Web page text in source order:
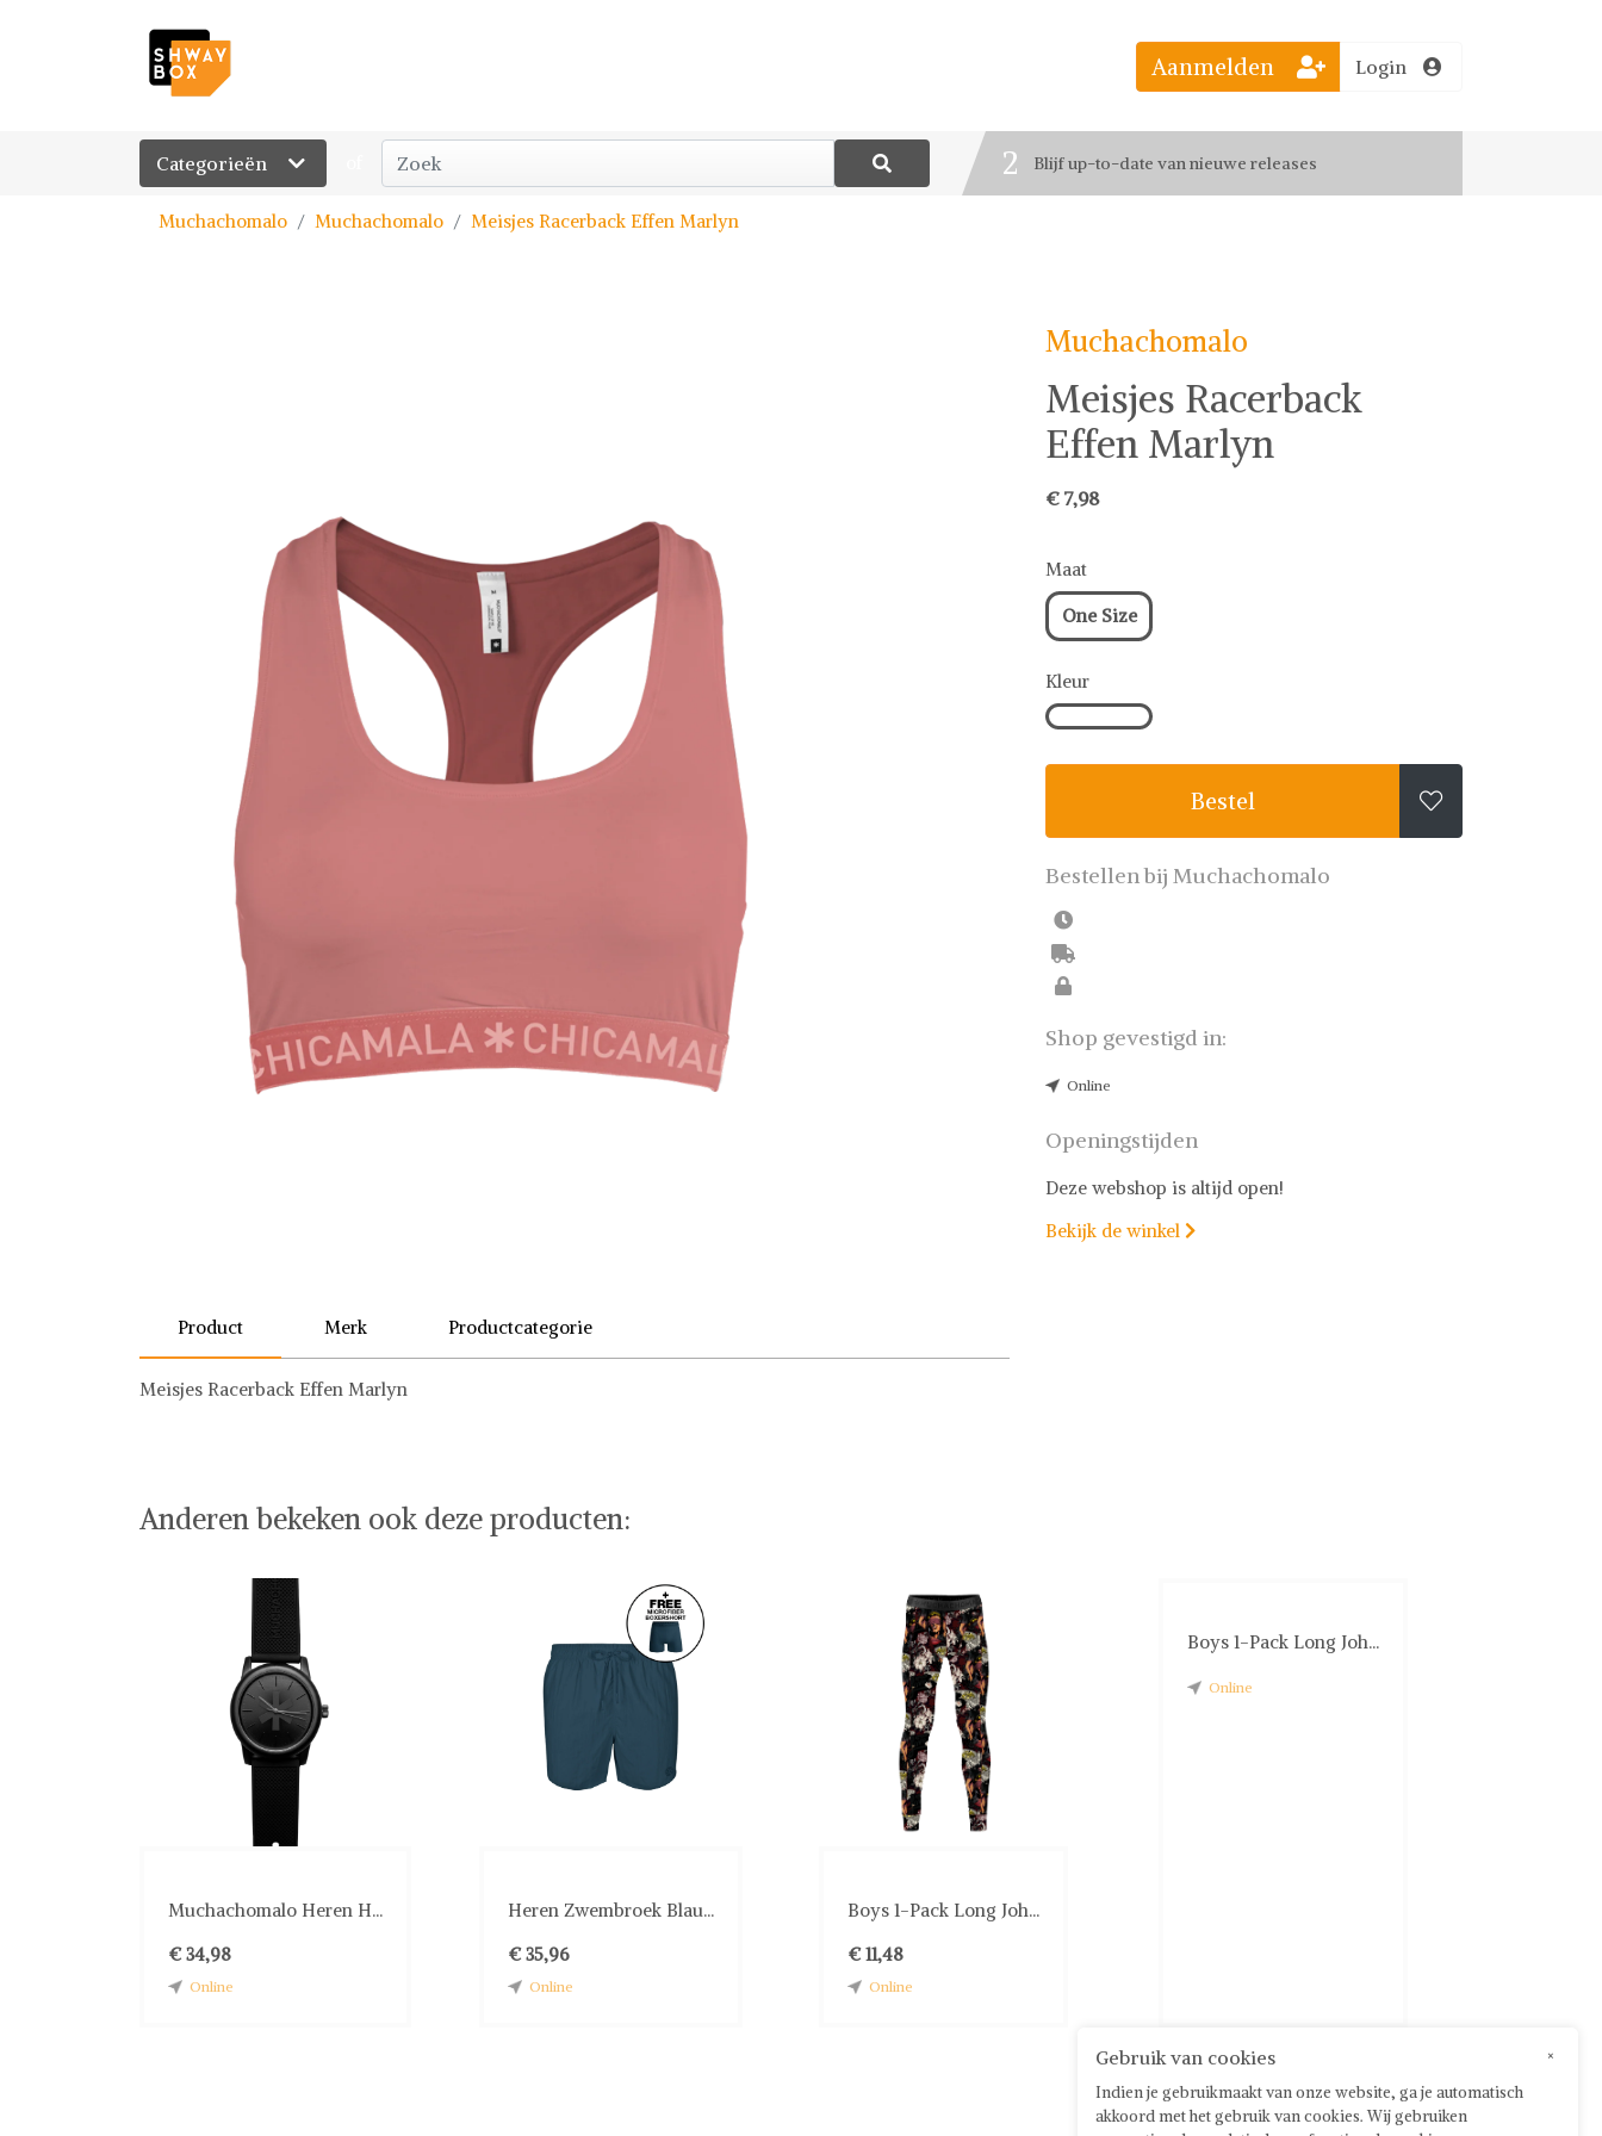
Categorieën
Bestel jouw favoriete looks
2 Blijf up-to-date van nieuwe releases
Aanmelden Login
Muchachomalo Muchachomalo Meisjes Racerback Effen Marlyn
Product Merk Productcategorie
Meisjes Racerback Effen Marlyn
Muchachomalo
Meisjes Racerback
Effen Marlyn
€ 7,98
Maat
One Size
Kleur
Bestel 
Bestellen bij Muchachomalo
Shop gevestigd in:
Online
Openingstijden
Deze webshop is altijd open!
Bekijk de winkel 
Anderen bekeken ook deze producten:
Muchachomalo Heren H...
€ 34,98
Online
Heren Zwembroek Blau...
€ 35,96
Online
Boys 1-Pack Long Joh...
€ 11,48
Online
Boys 1-Pack Long Joh...
Online
×
Gebruik van cookies
Indien je gebruikmaakt van onze website, ga je automatisch
akkoord met het gebruik van cookies. Wij gebruiken